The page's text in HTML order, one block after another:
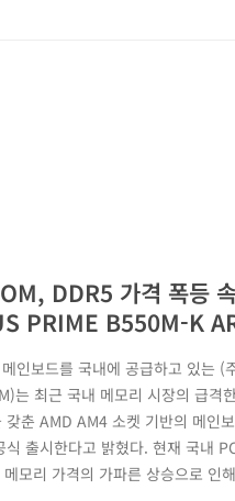
DDR5 가격 폭등
PRIME B550M-K
인보드를 국내에 공급하고 있는
는 최근 국내 메모리 시장의 급격
갖춘 AMD AM4 소켓 기반의 메인
식 출시한다고 밝혔다. 현재 국내
모리 가격의 가파른 상승으로 인